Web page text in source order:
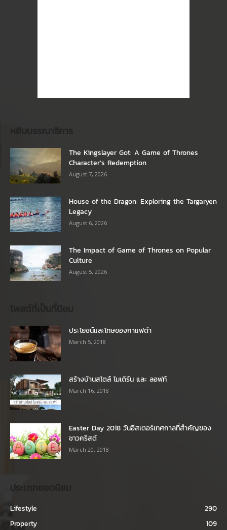
The Kingslayer Got: A Game of Thrones
Character’s Redemption
August 7, 2026
House of the Dragon: Exploring the Targaryen
Legacy
August 6, 2026
The Impact of Game of Thrones on Popular
Culture
August 5, 2026
ประโยชน์และโทษของกาแฟดำ
March 5, 2018
สร้างบ้านสไตล์ โมเดิร์น และ ลอฟท์
March 16, 2018
Easter Day 2018 วันอีสเตอร์เทศกาลที่สำคัญของ
ชาวคริสต์
March 20, 2018
Lifestyle
290
Property
109